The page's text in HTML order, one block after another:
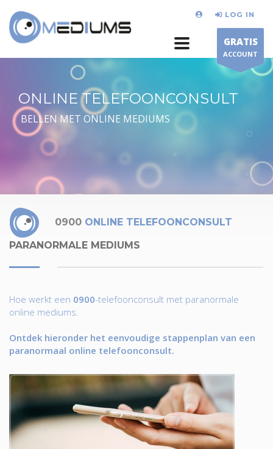
LOG IN
GRATIS
ACCOUNT
ONLINE TELEFOONCONSULT
BELLEN MET ONLINE MEDIUMS
0900 ONLINE TELEFOONCONSULT
PARANORMALE MEDIUMS
Hoe werkt een 0900-telefoonconsult met paranormale
online mediums.
Ontdek hieronder het eenvoudige stappenplan van een
paranormaal online telefoonconsult.